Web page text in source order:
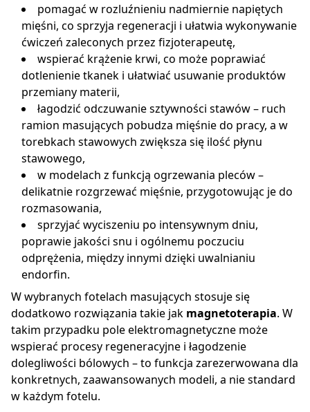
pomagać w rozluźnieniu nadmiernie napiętych
mięśni, co sprzyja regeneracji i ułatwia wykonywanie
ćwiczeń zaleconych przez fizjoterapeutę,
wspierać krążenie krwi, co może poprawiać
dotlenienie tkanek i ułatwiać usuwanie produktów
przemiany materii,
łagodzić odczuwanie sztywności stawów – ruch
ramion masujących pobudza mięśnie do pracy, a w
torebkach stawowych zwiększa się ilość płynu
stawowego,
w modelach z funkcją ogrzewania pleców –
delikatnie rozgrzewać mięśnie, przygotowując je do
rozmasowania,
sprzyjać wyciszeniu po intensywnym dniu,
poprawie jakości snu i ogólnemu poczuciu
odprężenia, między innymi dzięki uwalnianiu
endorfin.
W wybranych fotelach masujących stosuje się
dodatkowo rozwiązania takie jak magnetoterapia. W
takim przypadku pole elektromagnetyczne może
wspierać procesy regeneracyjne i łagodzenie
dolegliwości bólowych – to funkcja zarezerwowana dla
konkretnych, zaawansowanych modeli, a nie standard
w każdym fotelu.